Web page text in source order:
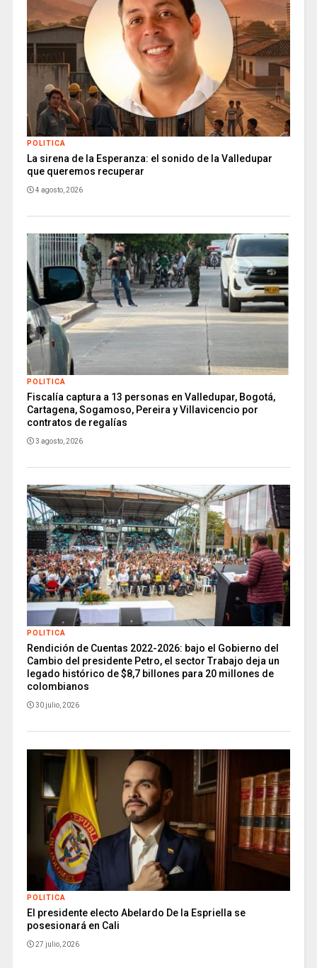
POLITICA
La sirena de la Esperanza: el sonido de la Valledupar
que queremos recuperar
4 agosto, 2026
POLITICA
Fiscalía captura a 13 personas en Valledupar, Bogotá,
Cartagena, Sogamoso, Pereira y Villavicencio por
contratos de regalías
3 agosto, 2026
POLITICA
Rendición de Cuentas 2022-2026: bajo el Gobierno del
Cambio del presidente Petro, el sector Trabajo deja un
legado histórico de $8,7 billones para 20 millones de
colombianos
30 julio, 2026
POLITICA
El presidente electo Abelardo De la Espriella se
posesionará en Cali
27 julio, 2026